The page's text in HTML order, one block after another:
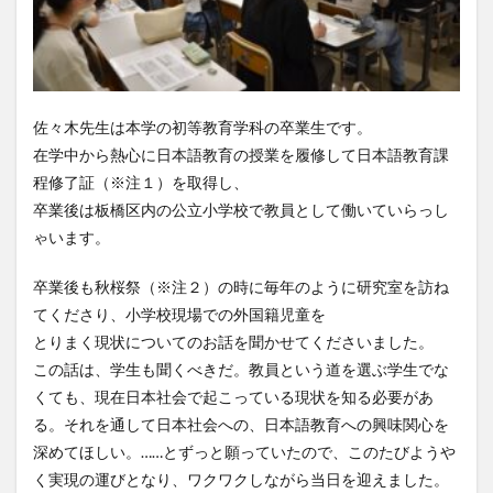
佐々木先生は本学の初等教育学科の卒業生です。
在学中から熱心に日本語教育の授業を履修して日本語教育課
程修了証（※注１）を取得し、
卒業後は板橋区内の公立小学校で教員として働いていらっし
ゃいます。
卒業後も秋桜祭（※注２）の時に毎年のように研究室を訪ね
てくださり、小学校現場での外国籍児童を
とりまく現状についてのお話を聞かせてくださいました。
この話は、学生も聞くべきだ。教員という道を選ぶ学生でな
くても、現在日本社会で起こっている現状を知る必要があ
る。それを通して日本社会への、日本語教育への興味関心を
深めてほしい。……とずっと願っていたので、このたびようや
く実現の運びとなり、ワクワクしながら当日を迎えました。